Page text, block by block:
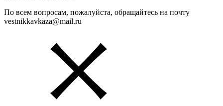
По всем вопросам, пожалуйста, обращайтесь на почту
vestnikkavkaza@mail.ru